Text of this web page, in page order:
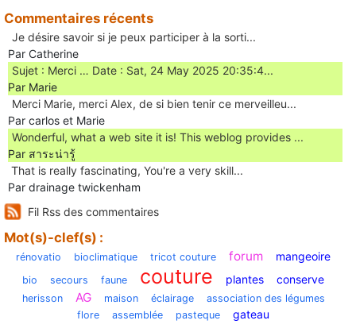
Commentaires récents
Je désire savoir si je peux participer à la sorti...
Par Catherine
Sujet : Merci … Date : Sat, 24 May 2025 20:35:4...
Par Marie
Merci Marie, merci Alex, de si bien tenir ce merveilleu...
Par carlos et Marie
Wonderful, what a web site it is! This weblog provides ...
Par สาระน่ารู้
Ꭲhat is really fascinating, You'rе a very skill...
Par drainage twickenham
Fil Rss des commentaires
Mot(s)-clef(s) :
rénovatio bioclimatique tricot couture forum mangeoire
bio secours faune couture plantes conserve
herisson AG maison éclairage
association des légumes
flore
assemblée pasteque gateau